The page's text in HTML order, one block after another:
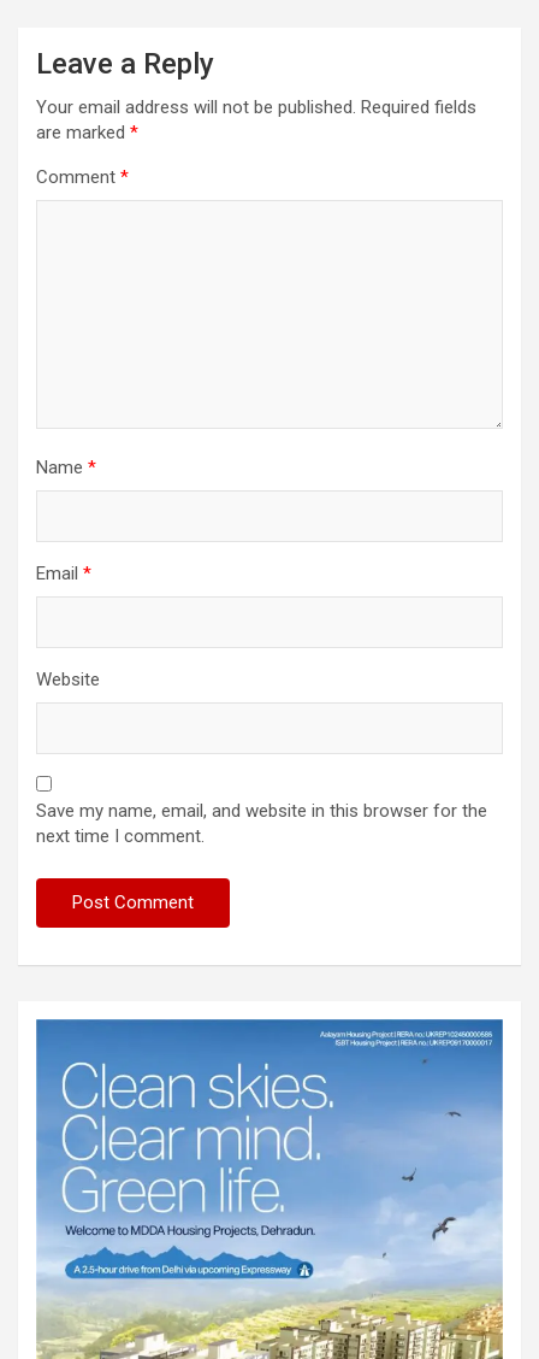
Leave a Reply
Your email address will not be published. Required fields
are marked *
Comment *
Name *
Email *
Website
Save my name, email, and website in this browser for the
next time I comment.